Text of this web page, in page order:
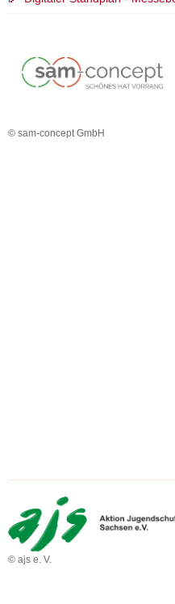
a
© sam-concept GmbH
© ajs e. V.